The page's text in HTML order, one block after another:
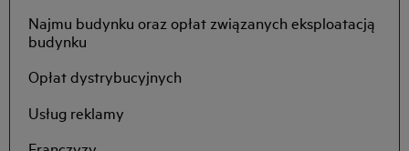
Najmu budynku oraz opłat związanych eksploatacją
budynku
Opłat dystrybucyjnych
Usług reklamy